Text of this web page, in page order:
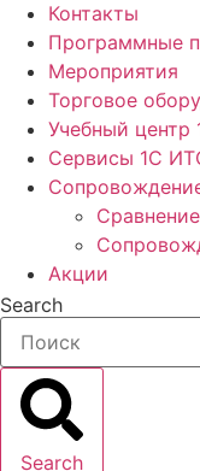
Контакты
Программные
Мероприятия
Торговое
Учебный центр
Сервисы 1C
Акции
Search
Search